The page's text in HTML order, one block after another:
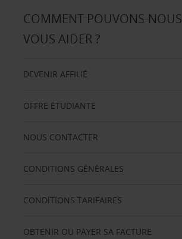
COMMENT POUVONS-NOUS
VOUS AIDER ?
DEVENIR AFFILIÉ
OFFRE ÉTUDIANTE
NOUS CONTACTER
CONDITIONS GÉNÉRALES
CONDITIONS TARIFAIRES
OBTENIR OU PAYER SA FACTURE